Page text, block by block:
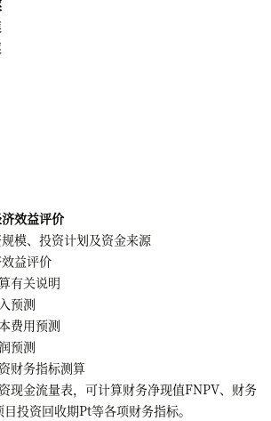
效益评价
、投资计划及资金来源
益评价
有关说明
预测
费用预测
预测
务指标测算
金流量表，可计算财务净现值FNPV、财务
投资回收期Pt等各项财务指标。